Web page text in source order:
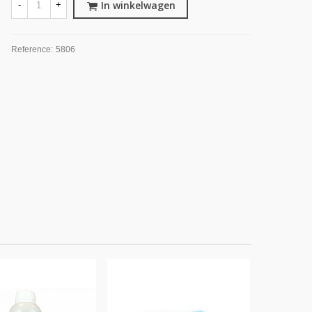
- + In winkelwagen
Reference: 5806